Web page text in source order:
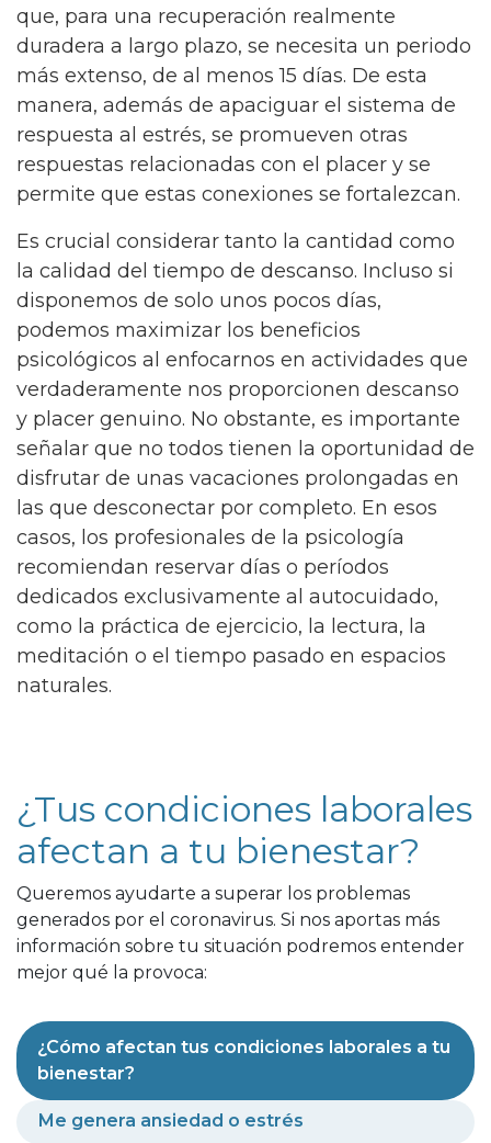
que, para una recuperación realmente
duradera a largo plazo, se necesita un periodo
más extenso, de al menos 15 días. De esta
manera, además de apaciguar el sistema de
respuesta al estrés, se promueven otras
respuestas relacionadas con el placer y se
permite que estas conexiones se fortalezcan.
Es crucial considerar tanto la cantidad como
la calidad del tiempo de descanso. Incluso si
disponemos de solo unos pocos días,
podemos maximizar los beneficios
psicológicos al enfocarnos en actividades que
verdaderamente nos proporcionen descanso
y placer genuino. No obstante, es importante
señalar que no todos tienen la oportunidad de
disfrutar de unas vacaciones prolongadas en
las que desconectar por completo. En esos
casos, los profesionales de la psicología
recomiendan reservar días o períodos
dedicados exclusivamente al autocuidado,
como la práctica de ejercicio, la lectura, la
meditación o el tiempo pasado en espacios
naturales.
¿Tus condiciones laborales
afectan a tu bienestar?
Queremos ayudarte a superar los problemas
generados por el coronavirus. Si nos aportas más
información sobre tu situación podremos entender
mejor qué la provoca:
¿Cómo afectan tus condiciones laborales a tu
bienestar?
Me genera ansiedad o estrés